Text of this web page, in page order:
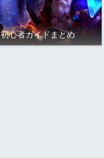
初心者ガイドまとめ